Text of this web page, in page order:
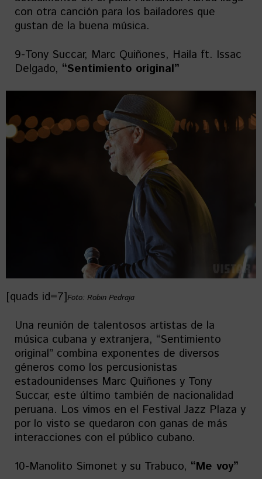
con otra canción para los bailadores que
gustan de la buena música.
9-Tony Succar, Marc Quiñones, Haila ft. Issac
Delgado, “Sentimiento original”
[quads id=7]Foto: Robin Pedraja
Una reunión de talentosos artistas de la
música cubana y extranjera, “Sentimiento
original” combina exponentes de diversos
géneros como los percusionistas
estadounidenses Marc Quiñones y Tony
Succar, este último también de nacionalidad
peruana. Los vimos en el Festival Jazz Plaza y
por lo visto se quedaron con ganas de más
interacciones con el público cubano.
10-Manolito Simonet y su Trabuco, “Me voy”